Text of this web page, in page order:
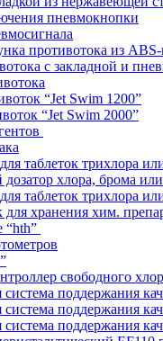
пневмокнопки
противотока из ABS-
с закладной и
“Jet Swim 1200”
“Jet Swim 2000”
таблеток трихлора
хлора, брома
таблеток трихлора
хранения хим.
“hth”
свободного
система поддержания
поддержания
поддержания